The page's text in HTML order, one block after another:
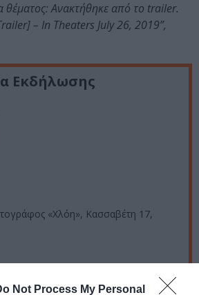
Not Process My Personal
θέματος: Ανακτήθηκε από το trailer.
– In Theaters July 26, 2019”,
Εκδήλωσης
«Χλόη», Κασσαβέτη 17,